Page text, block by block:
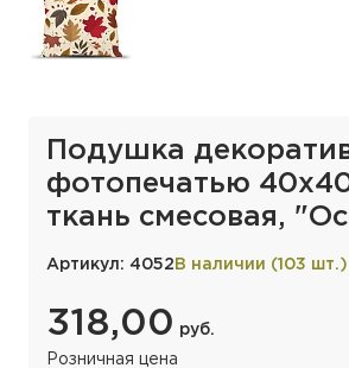
Подушка
фотопечатью
ткань смесовая,
Артикул: 4052 В наличии (103 шт.)
318,00 руб.
Розничная цена